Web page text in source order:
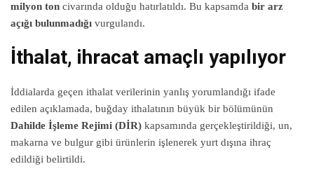
milyon ton civarında olduğu hatırlatıldı. Bu kapsamda bir arz
açığı bulunmadığı vurgulandı.
İthalat, ihracat amaçlı yapılıyor
İddialarda geçen ithalat verilerinin yanlış yorumlandığı ifade
edilen açıklamada, buğday ithalatının büyük bir bölümünün
Dahilde İşleme Rejimi (DİR) kapsamında gerçekleştirildiği, un,
makarna ve bulgur gibi ürünlerin işlenerek yurt dışına ihraç
edildiği belirtildi.